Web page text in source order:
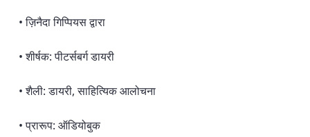
• ज़िनैदा गिप्पियस द्वारा
• शीर्षक: पीटर्सबर्ग डायरी
• शैली: डायरी, साहित्यिक आलोचना
• प्रारूप: ऑडियोबुक